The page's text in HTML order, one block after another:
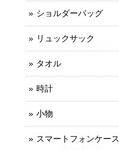
ショルダーバッグ
リュックサック
タオル
時計
小物
スマートフォンケース